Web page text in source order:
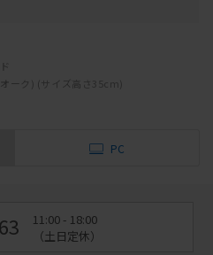
ーク) (サイズ高さ35cm)
PC
11:00 - 18:00
（土日定休）